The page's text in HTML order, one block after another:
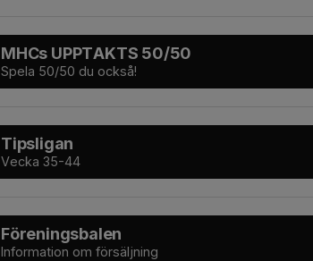
MHCs UPPTAKTS 50/50
Spela 50/50 du också!
Tipsligan
Vecka 35-44
Föreningsbalen
Information om försäljning